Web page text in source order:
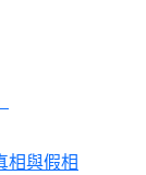
相與假相